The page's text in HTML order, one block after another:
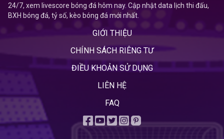
24/7, xem livescore bóng đá hôm nay. Cập nhật data lịch thi đấu,
BXH bóng đá, tỷ số, kèo bóng đá mới nhất.
GIỚI THIỆU
CHÍNH SÁCH RIÊNG TƯ
ĐIỀU KHOẢN SỬ DỤNG
LIÊN HỆ
FAQ